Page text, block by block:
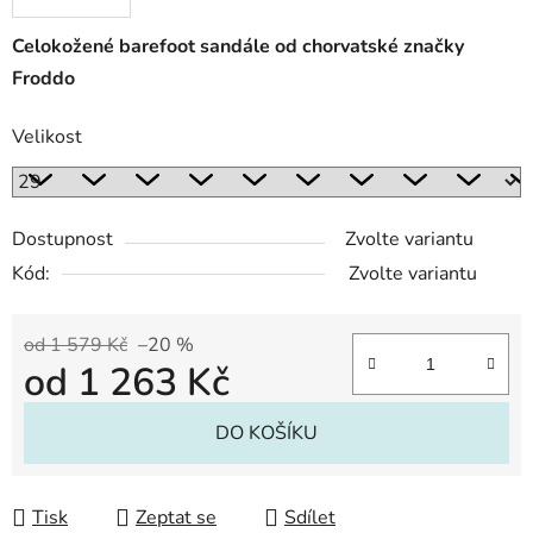
Celokožené barefoot sandále od chorvatské značky
Froddo
Velikost
Dostupnost
Zvolte variantu
Kód:
Zvolte variantu
od 1 579 Kč –20 %
od 1 263 Kč
DO KOŠÍKU
Tisk Zeptat se Sdílet